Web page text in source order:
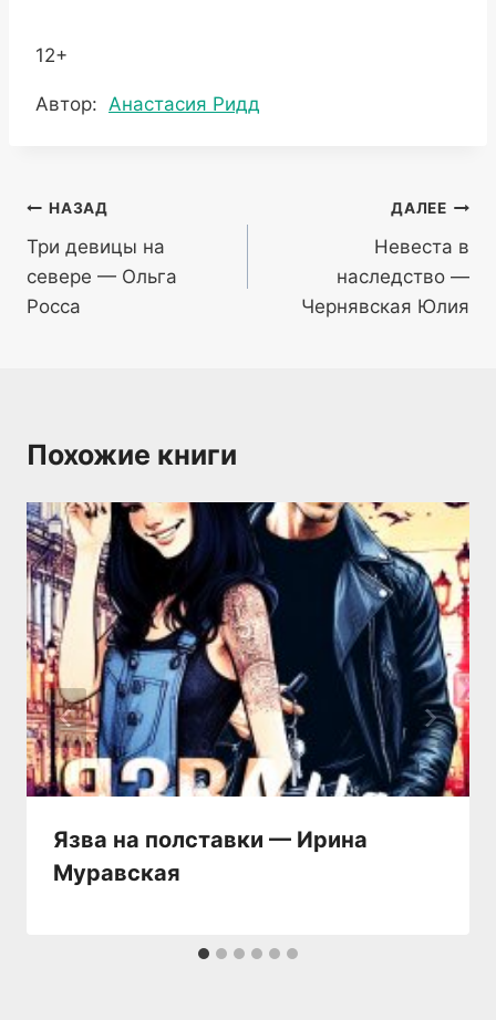
12+
Метки
Автор: Анастасия Ридд
Навигация
по
записям
НАЗАД
Три девицы на
севере — Ольга
Росса
ДАЛЕЕ
Невеста в
наследство —
Чернявская Юлия
Похожие книги
Язва на полставки — Ирина
Муравская